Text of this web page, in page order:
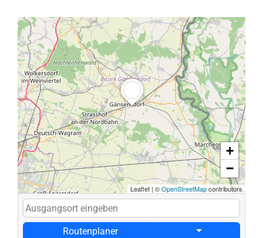
+
−
Leaflet | ©OpenStreetMapcontributors
Routenplaner